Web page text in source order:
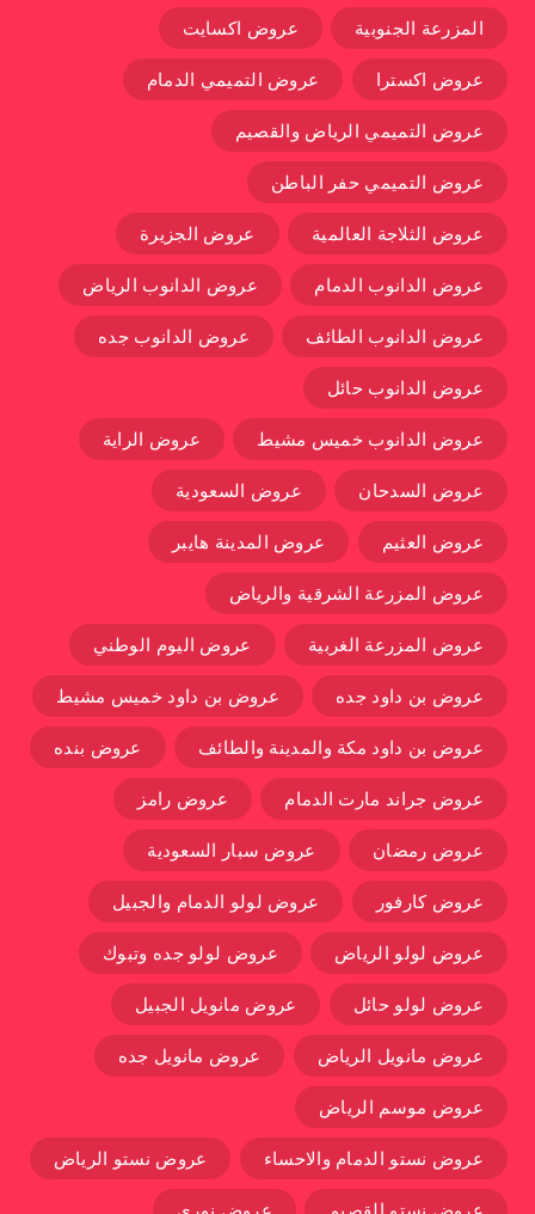
المزرعة الجنوبية عروض اكسايت
عروض اكسترا عروض التميمي الدمام
عروض التميمي الرياض والقصيم
عروض التميمي حفر الباطن
عروض الثلاجة العالمية عروض الجزيرة
عروض الدانوب الدمام عروض الدانوب الرياض
عروض الدانوب الطائف عروض الدانوب جده
عروض الدانوب حائل
عروض الدانوب خميس مشيط عروض الراية
عروض السدحان عروض السعودية
عروض العثيم عروض المدينة هايبر
عروض المزرعة الشرقية والرياض
عروض المزرعة الغربية عروض اليوم الوطني
عروض بن داود جده عروض بن داود خميس مشيط
عروض بن داود مكة والمدينة والطائف عروض بنده
عروض جراند مارت الدمام عروض رامز
عروض رمضان عروض سبار السعودية
عروض كارفور عروض لولو الدمام والجبيل
عروض لولو الرياض عروض لولو جده وتبوك
عروض لولو حائل عروض مانويل الجبيل
عروض مانويل الرياض عروض مانويل جده
عروض موسم الرياض
عروض نستو الدمام والاحساء عروض نستو الرياض